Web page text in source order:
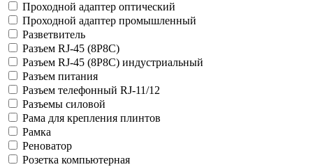
Проходной адаптер оптический
Проходной адаптер промышленный
Разветвитель
Разъем RJ-45 (8P8C)
Разъем RJ-45 (8P8C) индустриальный
Разъем питания
Разъем телефонный RJ-11/12
Разъемы силовой
Рама для крепления плинтов
Рамка
Реноватор
Розетка компьютерная